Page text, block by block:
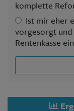
komplette
Ist mir eher
vorgesorgt und
Rentenkasse